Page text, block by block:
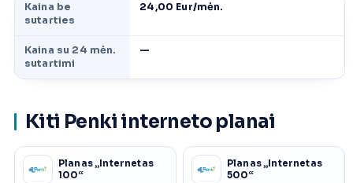
Kaina be
sutarties
24,00 Eur/mėn.
Kaina su 24 mėn.
sutartimi
—
Kiti Penki interneto planai
Planas „Internetas
100“
Planas „Internetas
500“